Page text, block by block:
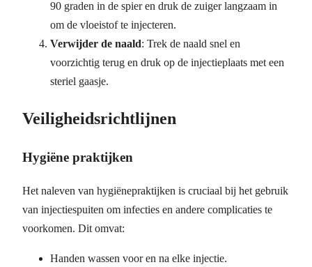
90 graden in de spier en druk de zuiger langzaam in
om de vloeistof te injecteren.
Verwijder de naald: Trek de naald snel en
voorzichtig terug en druk op de injectieplaats met een
steriel gaasje.
Veiligheidsrichtlijnen
Hygiëne praktijken
Het naleven van hygiënepraktijken is cruciaal bij het gebruik
van injectiespuiten om infecties en andere complicaties te
voorkomen. Dit omvat:
Handen wassen voor en na elke injectie.